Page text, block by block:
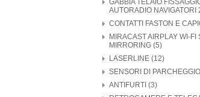
GABBIA TELAIO
AUTORADIO NAVIGATORI
CONTATTI FASTON E
MIRACAST AIRPLAY WI-FI
MIRRORING (5)
LASERLINE (12)
SENSORI DI
ANTIFURTI (3)